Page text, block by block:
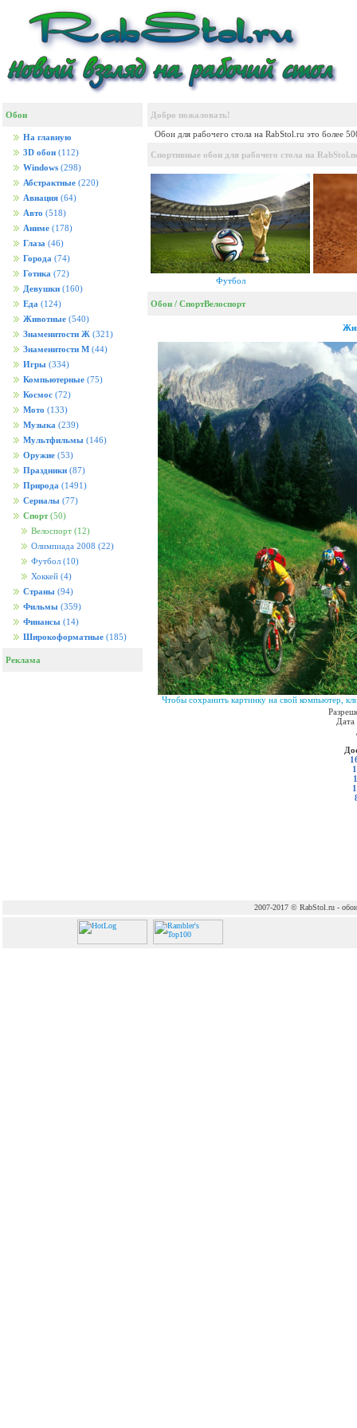
Обои
На главную
3D обои (112)
Windows (298)
Абстрактные (220)
Авиация (64)
Авто (518)
Аниме (178)
Глаза (46)
Города (74)
Готика (72)
Девушки (160)
Еда (124)
Животные (540)
Знаменитости Ж (321)
Знаменитости М (44)
Игры (334)
Компьютерные (75)
Космос (72)
Мото (133)
Музыка (239)
Мультфильмы (146)
Оружие (53)
Праздники (87)
Природа (1491)
Сериалы (77)
Спорт (50)
Велоспорт (12)
Олимпиада 2008 (22)
Футбол (10)
Хоккей (4)
Страны (94)
Фильмы (359)
Финансы (14)
Широкоформатные (185)
Реклама
Добро пожаловать!
Обои для рабочего стола на RabStol.ru это более
Спортивные обои для рабочего стола на
Футбол
Обои / СпортВелоспорт
Чтобы сохранить картинку на свой компьютер,
Дата
2007-2017 © RabStol.ru - обои